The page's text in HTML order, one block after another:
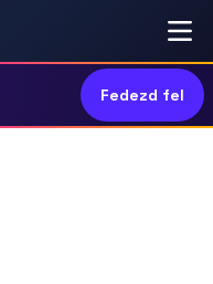
Fedezd fel